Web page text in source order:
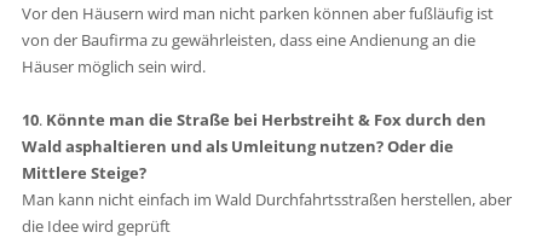
Vor den Häusern wird man nicht parken können aber fußläufig ist
von der Baufirma zu gewährleisten, dass eine Andienung an die
Häuser möglich sein wird.
10. Könnte man die Straße bei Herbstreiht & Fox durch den
Wald asphaltieren und als Umleitung nutzen? Oder die
Mittlere Steige?
Man kann nicht einfach im Wald Durchfahrtsstraßen herstellen, aber
die Idee wird geprüft